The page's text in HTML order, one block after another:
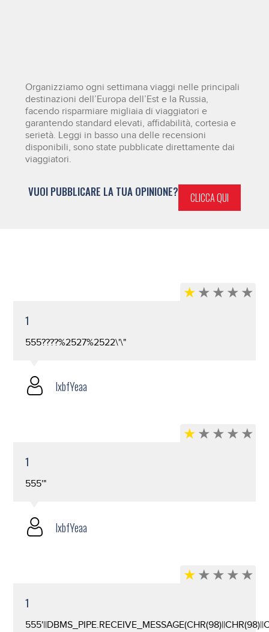
Organizziamo ogni settimana viaggi nelle principali
destinazioni dell’Europa dell’Est e la Russia,
facendo risparmiare migliaia di viaggiatori e
garantendo standard elevati, affidabilità, cortesia e
serietà. Leggi in basso una delle recensioni
disponibili, sono state pubblicate direttamente dai
viaggiatori.
VUOI PUBBLICARE LA TUA OPINIONE? CLICCA QUI
1
555????%2527%2522\'\"
lxbfYeaa
1
555'"
lxbfYeaa
1